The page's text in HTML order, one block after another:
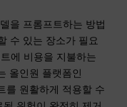
을 프롬프트하는 방법
수 있는 장소가 필요
에 비용을 지불하는
올인원 플랫폼인
를 원활하게 적용할 수